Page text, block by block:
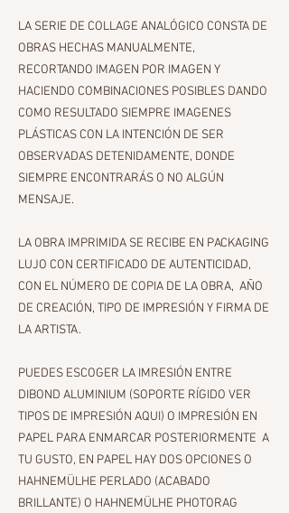
LA SERIE DE COLLAGE ANALÓGICO CONSTA DE
OBRAS HECHAS MANUALMENTE,
RECORTANDO IMAGEN POR IMAGEN Y
HACIENDO COMBINACIONES POSIBLES DANDO
COMO RESULTADO SIEMPRE IMAGENES
PLÁSTICAS CON LA INTENCIÓN DE SER
OBSERVADAS DETENIDAMENTE, DONDE
SIEMPRE ENCONTRARÁS O NO ALGÚN
MENSAJE.
LA OBRA IMPRIMIDA SE RECIBE EN PACKAGING
LUJO CON CERTIFICADO DE AUTENTICIDAD,
CON EL NÚMERO DE COPIA DE LA OBRA, AÑO
DE CREACIÓN, TIPO DE IMPRESIÓN Y FIRMA DE
LA ARTISTA.
PUEDES ESCOGER LA IMRESIÓN ENTRE
DIBOND ALUMINIUM (SOPORTE RÍGIDO VER
TIPOS DE IMPRESIÓN AQUI) O IMPRESIÓN EN
PAPEL PARA ENMARCAR POSTERIORMENTE A
TU GUSTO, EN PAPEL HAY DOS OPCIONES O
HAHNEMÜLHE PERLADO (ACABADO
BRILLANTE) O HAHNEMÜLHE PHOTORAG